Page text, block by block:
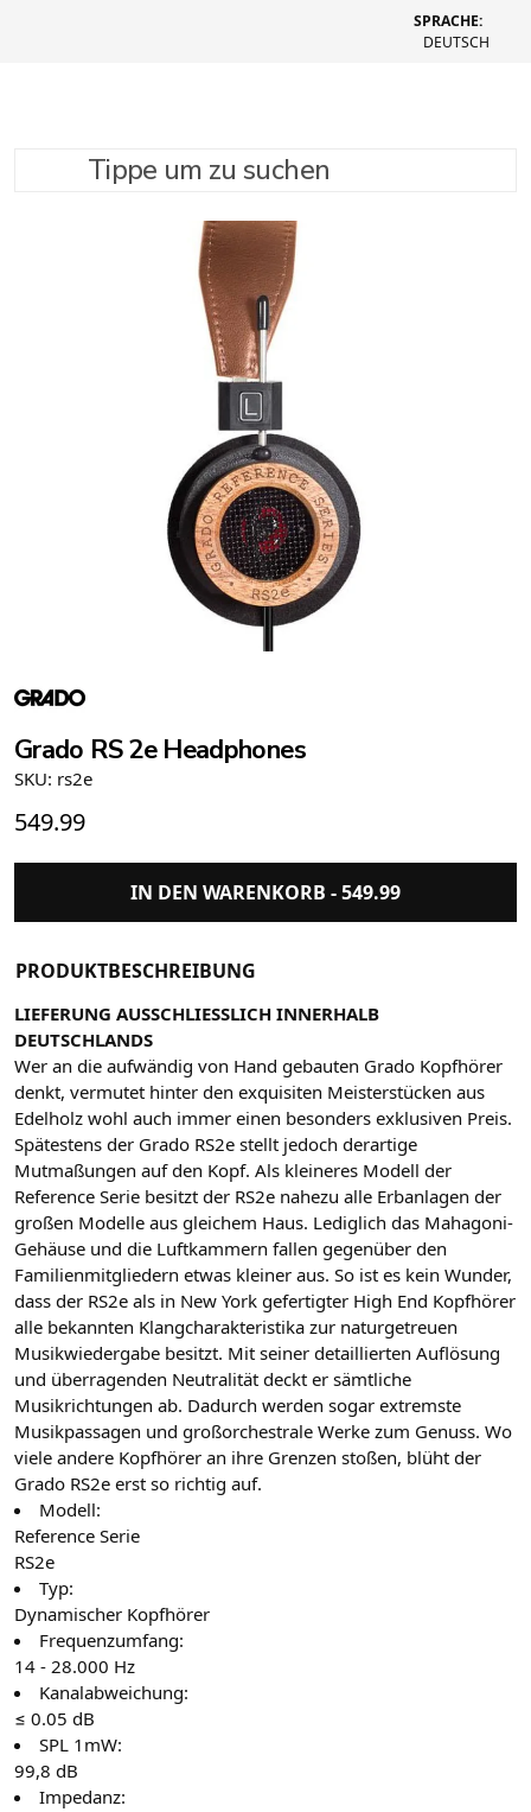
SPRACHE:
DEUTSCH
Tippe um zu suchen
Grado RS 2e Headphones
SKU: rs2e
549.99
IN DEN WARENKORB -549.99
PRODUKTBESCHREIBUNG
LIEFERUNG AUSSCHLIESSLICH INNERHALB
DEUTSCHLANDS
Wer an die aufwändig von Hand gebauten Grado Kopfhörer
denkt, vermutet hinter den exquisiten Meisterstücken aus
Edelholz wohl auch immer einen besonders exklusiven Preis.
Spätestens der Grado RS2e stellt jedoch derartige
Mutmaßungen auf den Kopf. Als kleineres Modell der
Reference Serie besitzt der RS2e nahezu alle Erbanlagen der
großen Modelle aus gleichem Haus. Lediglich das Mahagoni-
Gehäuse und die Luftkammern fallen gegenüber den
Familienmitgliedern etwas kleiner aus. So ist es kein Wunder,
dass der RS2e als in New York gefertigter High End Kopfhörer
alle bekannten Klangcharakteristika zur naturgetreuen
Musikwiedergabe besitzt. Mit seiner detaillierten Auflösung
und überragenden Neutralität deckt er sämtliche
Musikrichtungen ab. Dadurch werden sogar extremste
Musikpassagen und großorchestrale Werke zum Genuss. Wo
viele andere Kopfhörer an ihre Grenzen stoßen, blüht der
Grado RS2e erst so richtig auf.
Modell:
Reference Serie
RS2e
Typ:
Dynamischer Kopfhörer
Frequenzumfang:
14 - 28.000 Hz
Kanalabweichung:
≤ 0.05 dB
SPL 1mW:
99,8 dB
Impedanz: